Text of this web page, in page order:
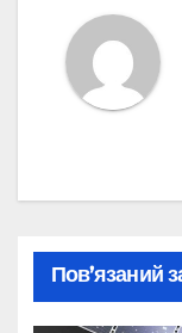
Пов’язаний